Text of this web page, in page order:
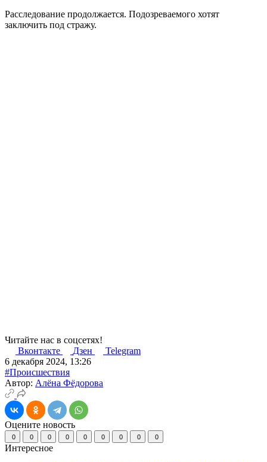
Расследование продолжается. Подозреваемого хотят
заключить под стражу.
Читайте нас в соцсетях!
Вконтакте
Дзен
Telegram
6 декабря 2024, 13:26
#Происшествия
Автор: Алёна Фёдорова
Оцените новость
0 0 0 0 0 0 0 0 0
Интересное